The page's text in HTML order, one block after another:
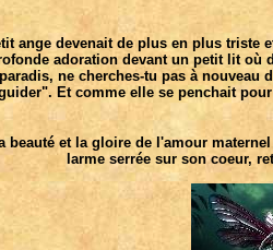
ange devenait de plus en plus
adoration devant un petit lit
ne cherches-tu pas à
Et comme elle se penchait
beauté et la gloire de l'amour
larme serrée sur son coeur,